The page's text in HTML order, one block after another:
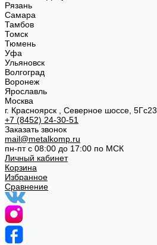
Рязань
Самара
Тамбов
Томск
Тюмень
Уфа
Ульяновск
Волгоград
Воронеж
Ярославль
Москва
г. Красноярск , Северное шоссе, 5Гс23
+7 (8452) 24-30-51
Заказать звонок
mail@metalkomp.ru
пн-пт с 08:00 до 17:00 по МСК
Личный кабинет
Корзина
Избранное
Сравнение